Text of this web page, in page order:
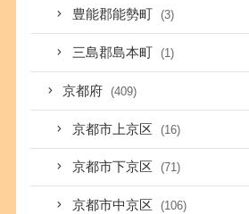
豊能郡能勢町 (3)
三島郡島本町 (1)
京都府 (409)
京都市上京区 (16)
京都市下京区 (71)
京都市中京区 (106)